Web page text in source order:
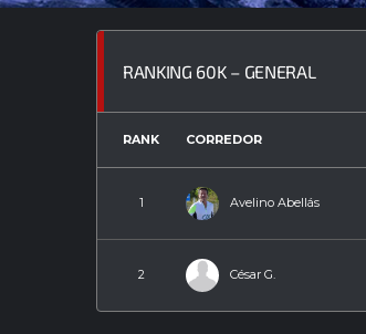
RANKING 60K – GENERAL
RANK CORREDOR
1 Avelino Abellás
2 César G.